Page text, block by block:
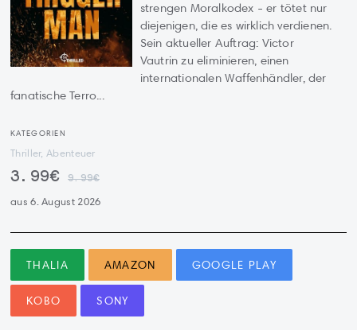
strengen Moralkodex - er tötet nur
diejenigen, die es wirklich verdienen.
Sein aktueller Auftrag: Victor
Vautrin zu eliminieren, einen
internationalen Waffenhändler, der
fanatische Terro...
KATEGORIEN
Thriller, Abenteuer
3.99€ 9.99€
aus 6. August 2026
THALIA AMAZON GOOGLE PLAY
KOBO SONY